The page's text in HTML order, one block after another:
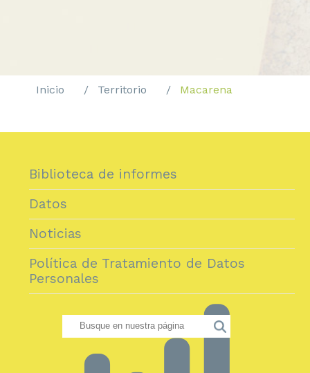
Inicio Territorio Macarena
Biblioteca de informes
Datos
Noticias
Política de Tratamiento de Datos
Personales